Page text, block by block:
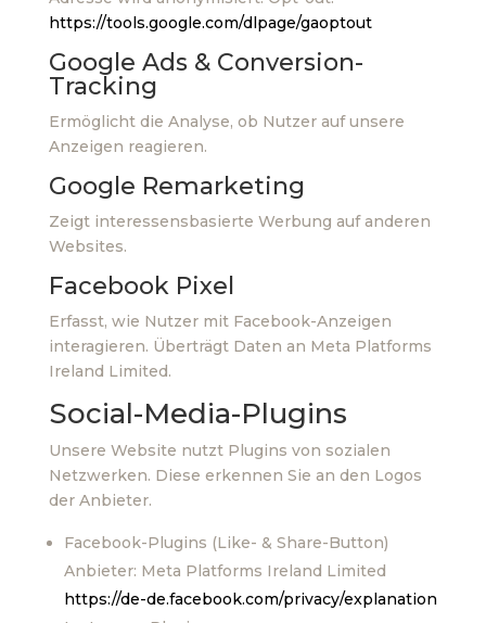
https://tools.google.com/dlpage/gaoptout
Google Ads & Conversion-
Tracking
Ermöglicht die Analyse, ob Nutzer auf unsere
Anzeigen reagieren.
Google Remarketing
Zeigt interessensbasierte Werbung auf anderen
Websites.
Facebook Pixel
Erfasst, wie Nutzer mit Facebook-Anzeigen
interagieren. Überträgt Daten an Meta Platforms
Ireland Limited.
Social-Media-Plugins
Unsere Website nutzt Plugins von sozialen
Netzwerken. Diese erkennen Sie an den Logos
der Anbieter.
Facebook-Plugins (Like- & Share-Button)
Anbieter: Meta Platforms Ireland Limited
https://de-de.facebook.com/privacy/explanation